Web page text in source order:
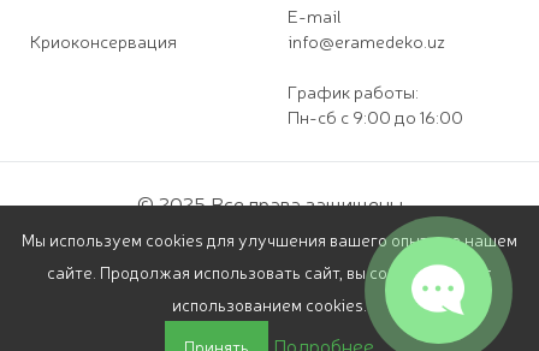
Криоконсервация
E-mail
info@eramedeko.uz
График работы:
Пн-сб с 9:00 до 16:00
© 2025 Все права защищены
Разработка и продвижение —МА Развитие
Мы используем cookies для улучшения вашего опыта на нашем
сайте. Продолжая использовать сайт, вы соглашаетесь с
использованием cookies.
Принять
Подробнее